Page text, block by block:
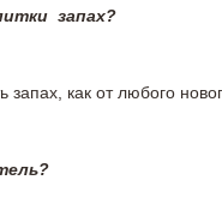
запах?
запах, как от любого